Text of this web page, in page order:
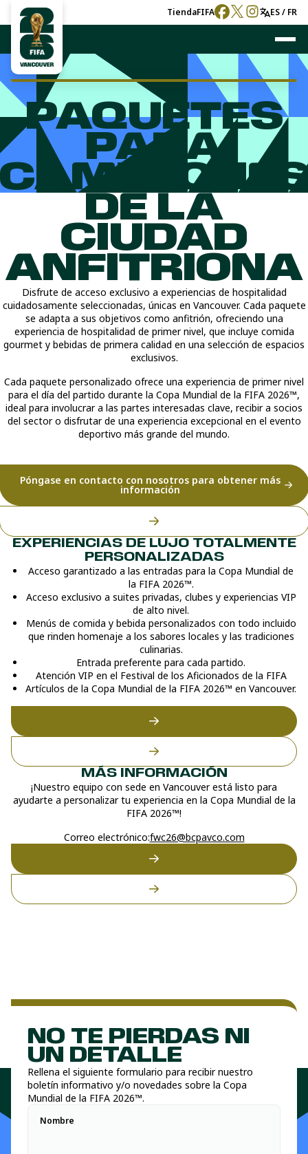
TiendaFIFA ES / FR
PAQUETES
PARA
DE LA
CIUDAD
ANFITRIONA
Disfrute de acceso exclusivo a experiencias de hospitalidad
cuidadosamente seleccionadas, únicas en Vancouver. Cada paquete
se adapta a sus objetivos como anfitrión, ofreciendo una
experiencia de hospitalidad de primer nivel, que incluye comida
gourmet y bebidas de primera calidad en una selección de espacios
exclusivos.
Cada paquete personalizado ofrece una experiencia de primer nivel
para el día del partido durante la Copa Mundial de la FIFA 2026™,
ideal para involucrar a las partes interesadas clave, recibir a socios
del sector o disfrutar de una experiencia excepcional en el evento
deportivo más grande del mundo.
Póngase en contacto con nosotros para obtener más
información
EXPERIENCIAS DE LUJO TOTALMENTE
PERSONALIZADAS
Acceso garantizado a las entradas para la Copa Mundial de
la FIFA 2026™.
Acceso exclusivo a suites privadas, clubes y experiencias VIP
de alto nivel.
Menús de comida y bebida personalizados con todo incluido
que rinden homenaje a los sabores locales y las tradiciones
culinarias.
Entrada preferente para cada partido.
Atención VIP en el Festival de los Aficionados de la FIFA
Artículos de la Copa Mundial de la FIFA 2026™ en Vancouver.
MÁS INFORMACIÓN
¡Nuestro equipo con sede en Vancouver está listo para
ayudarte a personalizar tu experiencia en la Copa Mundial de la
FIFA 2026™!
Correo electrónico:fwc26@bcpavco.com
NO TE PIERDAS NI
UN DETALLE
Rellena el siguiente formulario para recibir nuestro
boletín informativo y/o novedades sobre la Copa
Mundial de la FIFA 2026™.
Nombre